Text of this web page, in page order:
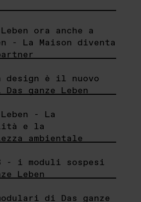
ora anche a
- La Maison diventa
design è il nuovo
ganze Leben
- La
e la
ambientale
- i moduli sospesi
Leben
di Das ganze